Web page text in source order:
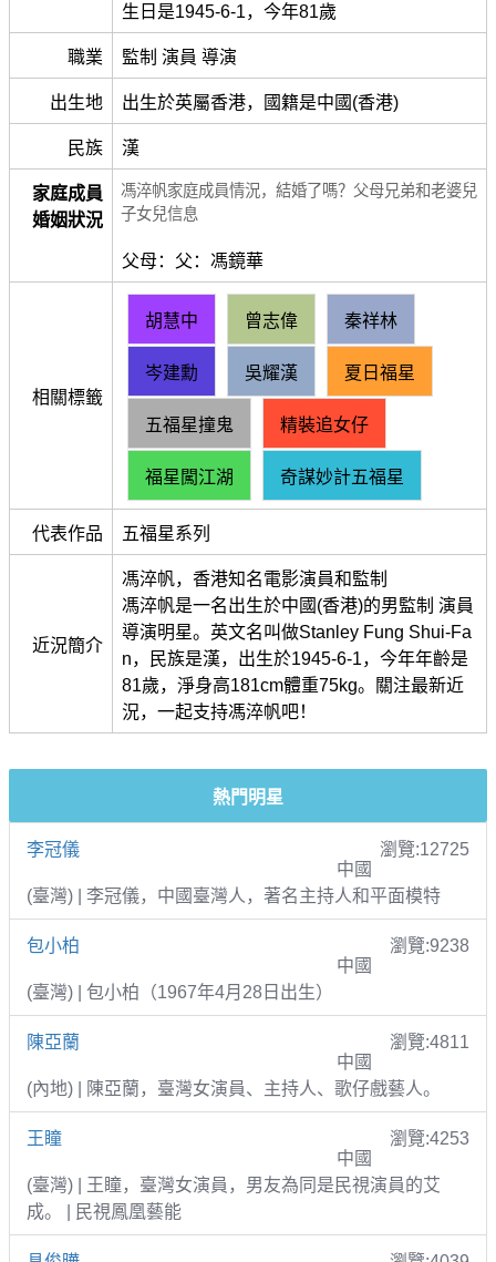
生日是1945-6-1，今年81歲
職業 監制 演員 導演
出生地 出生於英屬香港，國籍是中國(香港)
民族 漢
家庭成員
婚姻狀況
馮淬帆家庭成員情況，結婚了嗎？父母兄弟和老婆兒
子女兒信息
父母：父：馮鏡華
相關標籤
胡慧中 曾志偉 秦祥林
岑建勳 吳耀漢 夏日福星
五福星撞鬼 精裝追女仔
福星闖江湖 奇謀妙計五福星
代表作品 五福星系列
近況簡介
馮淬帆，香港知名電影演員和監制
馮淬帆是一名出生於中國(香港)的男監制 演員
導演明星。英文名叫做Stanley Fung Shui-Fa
n，民族是漢，出生於1945-6-1，今年年齡是
81歲，淨身高181cm體重75kg。關注最新近
況，一起支持馮淬帆吧！
熱門明星
李冠儀
瀏覽:12725
中國
(臺灣) | 李冠儀，中國臺灣人，著名主持人和平面模特
包小柏
瀏覽:9238
中國
(臺灣) | 包小柏（1967年4月28日出生）
陳亞蘭
瀏覽:4811
中國
(內地) | 陳亞蘭，臺灣女演員、主持人、歌仔戲藝人。
王瞳
瀏覽:4253
中國
(臺灣) | 王瞳，臺灣女演員，男友為同是民視演員的艾
成。 | 民視鳳凰藝能